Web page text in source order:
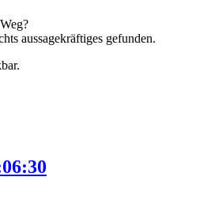
aussagekräftiges gefunden.